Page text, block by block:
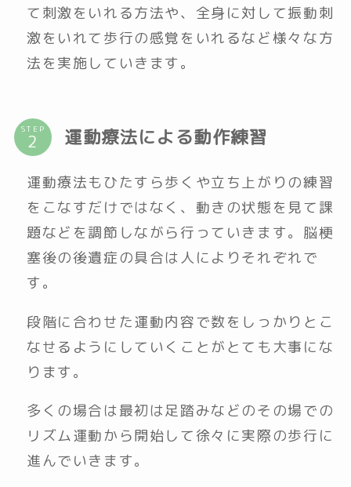
て刺激をいれる方法や、全身に対して振動刺
激をいれて歩行の感覚をいれるなど様々な方
法を実施していきます。
STEP 運動療法による動作練習
運動療法もひたすら歩くや立ち上がりの練習
をこなすだけではなく、動きの状態を見て課
題などを調節しながら行っていきます。脳梗
塞後の後遺症の具合は人によりそれぞれで
す。
段階に合わせた運動内容で数をしっかりとこ
なせるようにしていくことがとても大事にな
ります。
多くの場合は最初は足踏みなどのその場での
リズム運動から開始して徐々に実際の歩行に
進んでいきます。